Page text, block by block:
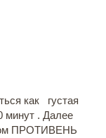
как густая
минут . Далее
ПРОТИВЕНЬ